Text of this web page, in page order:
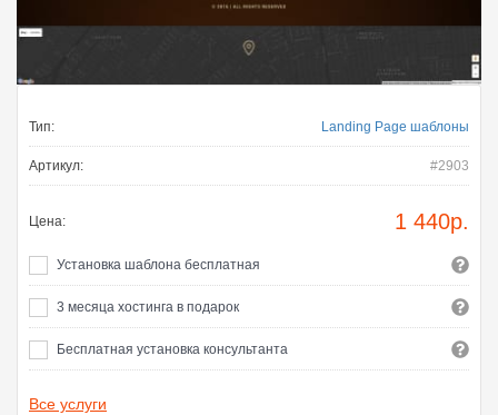
Тип: Landing Page шаблоны
Артикул: #2903
Цена: 1 440р.
Установка шаблона бесплатная
3 месяца хостинга в подарок
Бесплатная установка консультанта
Все услуги